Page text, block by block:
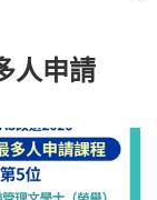
人申請